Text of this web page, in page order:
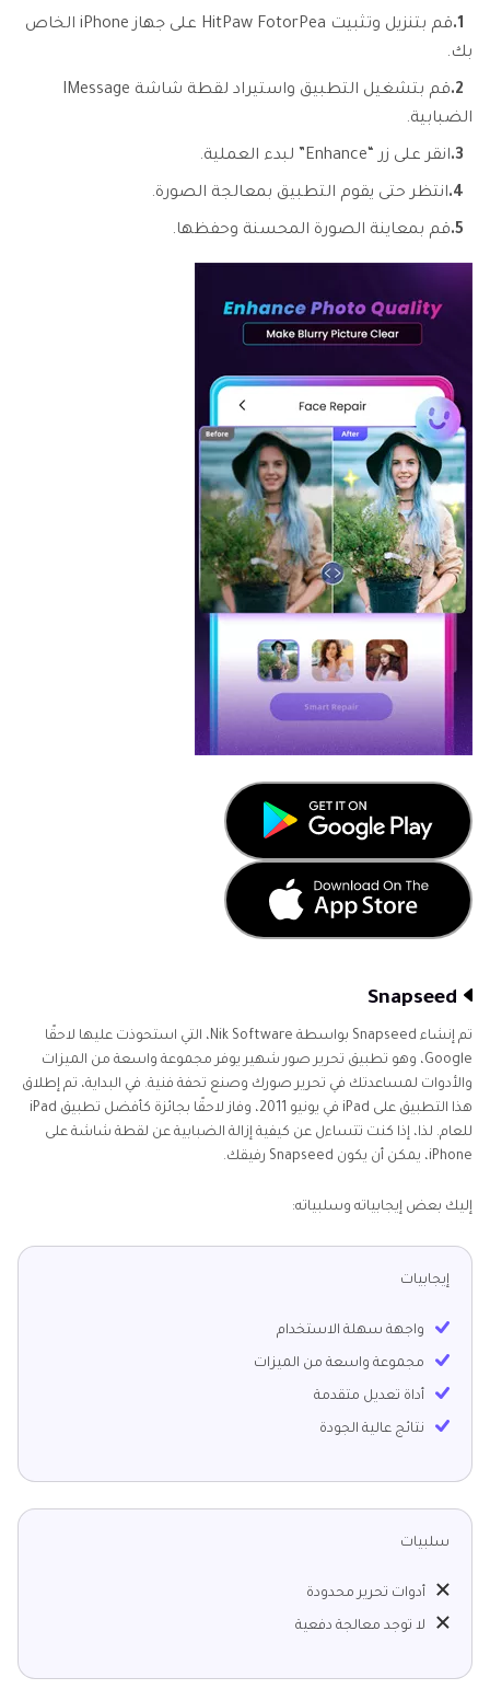
1.
قم بتنزيل وتثبيت HitPaw FotorPea على جهاز iPhone الخاص
بك.
2.
قم بتشغيل التطبيق واستيراد لقطة شاشة IMessage
الضبابية.
3. انقر على زر “Enhance” لبدء العملية.
4. انتظر حتى يقوم التطبيق بمعالجة الصورة.
5. قم بمعاينة الصورة المحسنة وحفظها.
Snapseed
تم إنشاء Snapseed بواسطة Nik Software، التي استحوذت عليها لاحقًا
Google، وهو تطبيق تحرير صور شهير يوفر مجموعة واسعة من الميزات
والأدوات لمساعدتك في تحرير صورك وصنع تحفة فنية. في البداية، تم إطلاق
هذا التطبيق على iPad في يونيو 2011، وفاز لاحقًا بجائزة كأفضل تطبيق iPad
للعام. لذا، إذا كنت تتساءل عن كيفية إزالة الضبابية عن لقطة شاشة على
iPhone، يمكن أن يكون Snapseed رفيقك.
إليك بعض إيجابياته وسلبياته:
إيجابيات
واجهة سهلة الاستخدام
مجموعة واسعة من الميزات
أداة تعديل متقدمة
نتائج عالية الجودة
سلبيات
أدوات تحرير محدودة
لا توجد معالجة دفعية